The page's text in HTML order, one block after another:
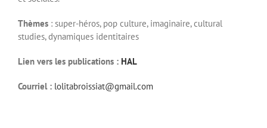
Thèmes : super-héros, pop culture, imaginaire, cultural
studies, dynamiques identitaires
Lien vers les publications : HAL
Courriel : lolitabroissiat@gmail.com